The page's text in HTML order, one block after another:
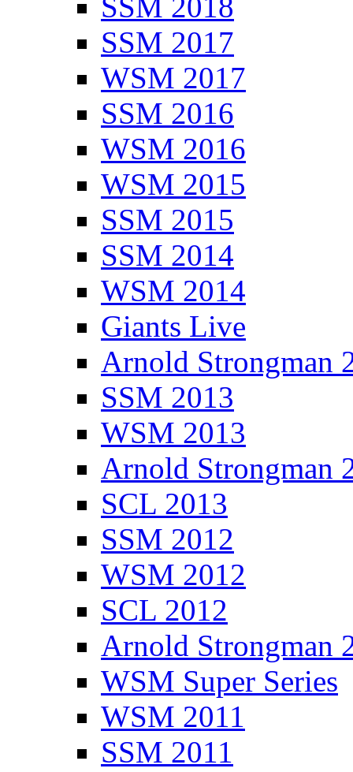
SSM 2017
WSM 2017
SSM 2016
WSM 2016
WSM 2015
SSM 2015
SSM 2014
WSM 2014
Giants Live
Arnold Strongman
SSM 2013
WSM 2013
Arnold Strongman
SCL 2013
SSM 2012
WSM 2012
SCL 2012
Arnold Strongman
WSM Super Series
WSM 2011
SSM 2011